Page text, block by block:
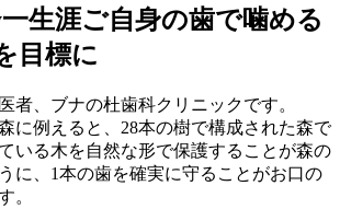
一生涯ご自身の歯で噛める
目標に
者、ブナの杜歯科クリニックです。
に例えると、28本の樹で構成された森で
いる木を自然な形で保護することが森の
に、1本の歯を確実に守ることがお口の
。